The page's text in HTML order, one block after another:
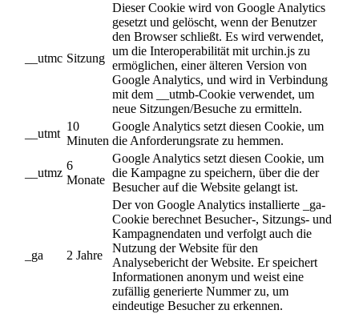
__utmc Sitzung
Dieser Cookie wird von Google Analytics
gesetzt und gelöscht, wenn der Benutzer
den Browser schließt. Es wird verwendet,
um die Interoperabilität mit urchin.js zu
ermöglichen, einer älteren Version von
Google Analytics, und wird in Verbindung
mit dem __utmb-Cookie verwendet, um
neue Sitzungen/Besuche zu ermitteln.
__utmt
10
Minuten
Google Analytics setzt diesen Cookie, um
die Anforderungsrate zu hemmen.
__utmz
6
Monate
Google Analytics setzt diesen Cookie, um
die Kampagne zu speichern, über die der
Besucher auf die Website gelangt ist.
_ga 2 Jahre
Der von Google Analytics installierte _ga-
Cookie berechnet Besucher-, Sitzungs- und
Kampagnendaten und verfolgt auch die
Nutzung der Website für den
Analysebericht der Website. Er speichert
Informationen anonym und weist eine
zufällig generierte Nummer zu, um
eindeutige Besucher zu erkennen.